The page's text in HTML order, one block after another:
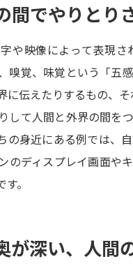
間でやりとり
や映像によって表現
嗅覚、味覚という「五
に伝えたりするもの、
して人間と外界の間を
の身近にある例では、
のディスプレイ画面や
。
が深い、人間